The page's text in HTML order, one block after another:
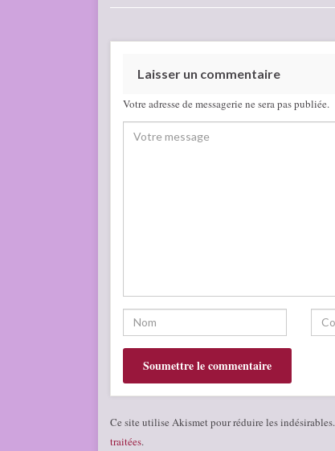
Laisser un commentaire
Votre adresse de messagerie ne sera pas publiée.
Ce site utilise Akismet pour réduire les indésirables.
traitées.